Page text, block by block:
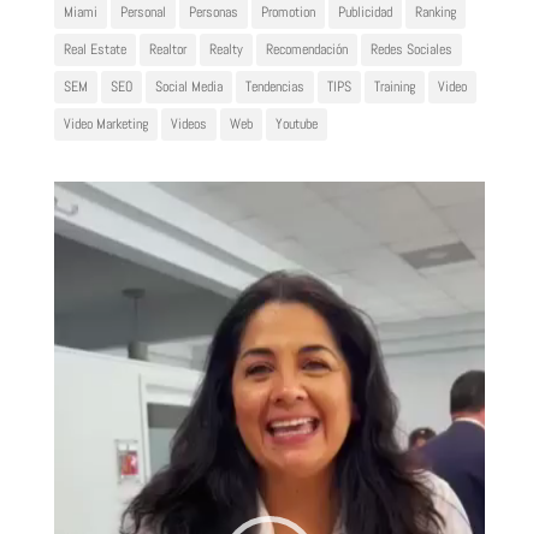
Miami
Personal Personas Promotion Publicidad
Ranking
Real Estate
Realtor Realty Recomendación
Redes Sociales
SEM
SEO Social Media Tendencias TIPS Training
Video
Video Marketing
Videos Web Youtube
Reproductor
de
vídeo